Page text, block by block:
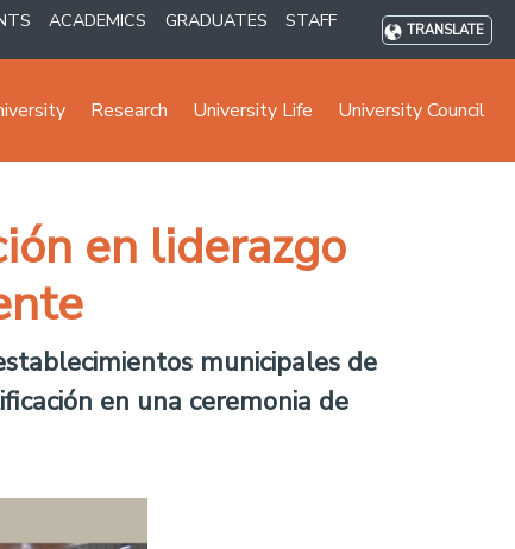
ACADEMICS GRADUATES STAFF TRANSLATE
Research University Life University Council
en liderazgo
municipales de
en una ceremonia de